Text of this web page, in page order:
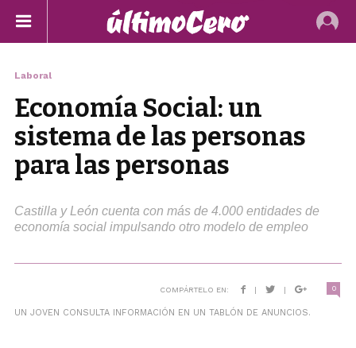
Laboral
Economía Social: un
sistema de las personas
para las personas
Castilla y León cuenta con más de 4.000 entidades de
economía social impulsando otro modelo de empleo
COMPÁRTELO EN: | | 0
UN JOVEN CONSULTA INFORMACIÓN EN UN TABLÓN DE ANUNCIOS.